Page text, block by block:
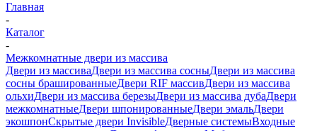
Главная
-
Каталог
-
Межкомнатные двери из массива
Двери из массиваДвери из массива сосныДвери из массива
сосны брашированныеДвери RIF массивДвери из массива
ольхиДвери из массива березыДвери из массива дубаДвери
межкомнатныеДвери шпонированныеДвери эмальДвери
экошпонСкрытые двери InvisibleДверные системыВходные